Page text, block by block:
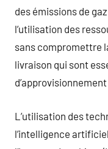
des émissions de
l’utilisation des
sans compromettre
livraison qui sont
L’utilisation des
l’intelligence